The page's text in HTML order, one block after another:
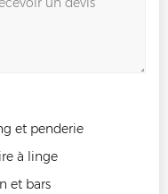
et penderie
à linge
et bars